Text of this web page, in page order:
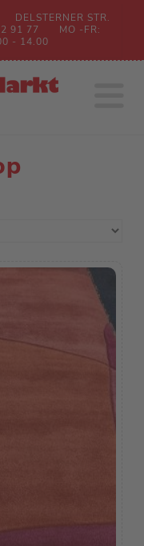
DELSTERNER STR.
91 77
MO -FR:
- 14.00